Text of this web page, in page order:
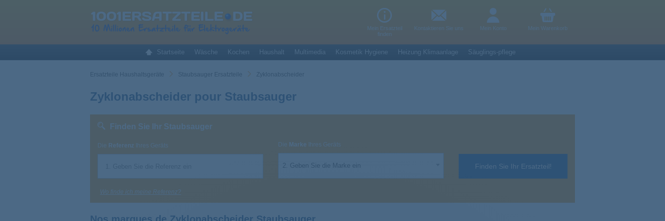
Mein Ersatzteil
finden
Kontaktieren Sie uns Mein Konto Mein Warenkorb
Startseite Wäsche Kochen Haushalt Multimedia Kosmetik Hygiene Heizung Klimaanlage Säuglings-pflege
Ersatzteile Haushaltsgeräte Staubsauger Ersatzteile Zyklonabscheider
Zyklonabscheider pour Staubsauger
Finden Sie Ihr Staubsauger
Die Referenz Ihres Geräts Die Marke Ihres Geräts
2. Geben Sie die Marke ein Finden Sie Ihr Ersatzteil!
Wo finde ich meine Referenz?